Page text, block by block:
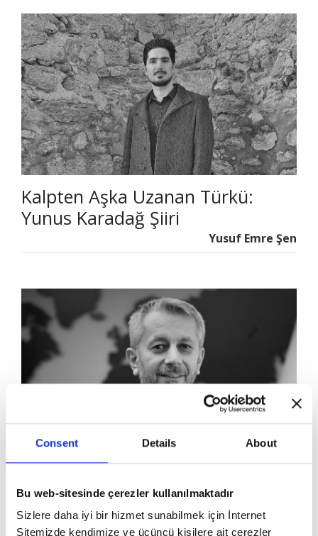
Consent Details About
Bu web-sitesinde çerezler kullanılmaktadır
Sizlere daha iyi bir hizmet sunabilmek için İnternet
Sitemizde kendimize ve üçüncü kişilere ait çerezler
Kalpten Aşka Uzanan Türkü:
Yunus Karadağ Şiiri
Yusuf Emre Şen
Selim Cerrah: Arayış
Selim Cerrah